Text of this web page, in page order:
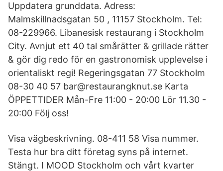
Uppdatera grunddata. Adress:
Malmskillnadsgatan 50 , 11157 Stockholm. Tel:
08-229966. Libanesisk restaurang i Stockholm
City. Avnjut ett 40 tal smårätter & grillade rätter
& gör dig redo för en gastronomisk upplevelse i
orientaliskt regi! Regeringsgatan 77 Stockholm
08-30 40 57 bar@restaurangknut.se Karta
ÖPPETTIDER Mån-Fre 11:00 - 20:00 Lör 11.30 -
20:00 Följ oss!
Visa vägbeskrivning. 08-411 58 Visa nummer.
Testa hur bra ditt företag syns på internet.
Stängt. I MOOD Stockholm och vårt kvarter